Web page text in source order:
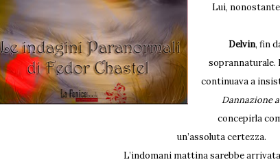
Lui,
Delvin, fin
soprannaturale.
continuava a
Dannazione
concepirla
un’assoluta certezza.
L’indomani mattina sarebbe